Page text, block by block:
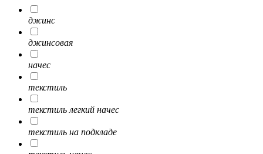
джинс
джинсовая
начес
текстиль
текстиль легкий начес
текстиль на подкладе